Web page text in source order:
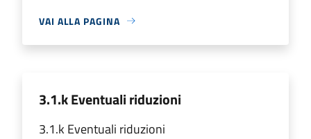
VAI ALLA PAGINA
3.1.k Eventuali riduzioni
3.1.k Eventuali riduzioni